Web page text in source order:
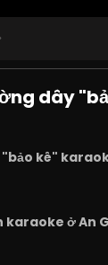
dây
kê"
karaoke ở An